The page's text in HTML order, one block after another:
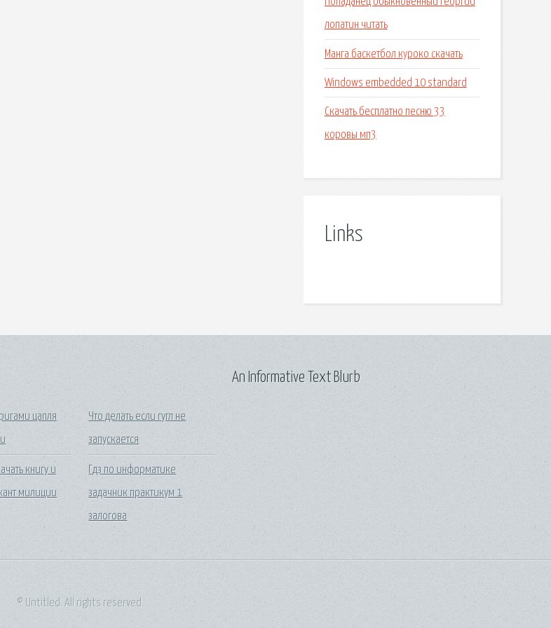
лопатин читать
Манга баскетбол куроко скачать
Windows embedded 10 standard
Скачать бесплатно песню 33
коровы мп3
Links
цапля
книгу и
милиции
Что делать если гугл не
запускается
Гдз по информатике
задачник практикум 1
залогова
An Informative Text Blurb
© Untitled. All rights reserved.